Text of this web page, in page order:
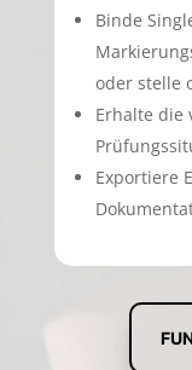
Binde
oder stelle
Erhalte die
Exportiere